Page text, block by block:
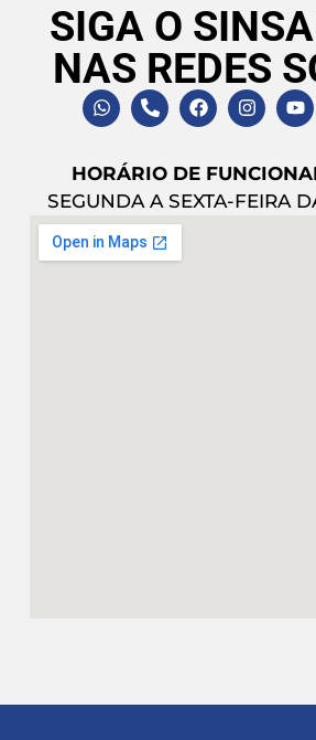
SIGA O
NAS REDES
HORÁRIO DE
SEGUNDA A SEXTA-FEIRA